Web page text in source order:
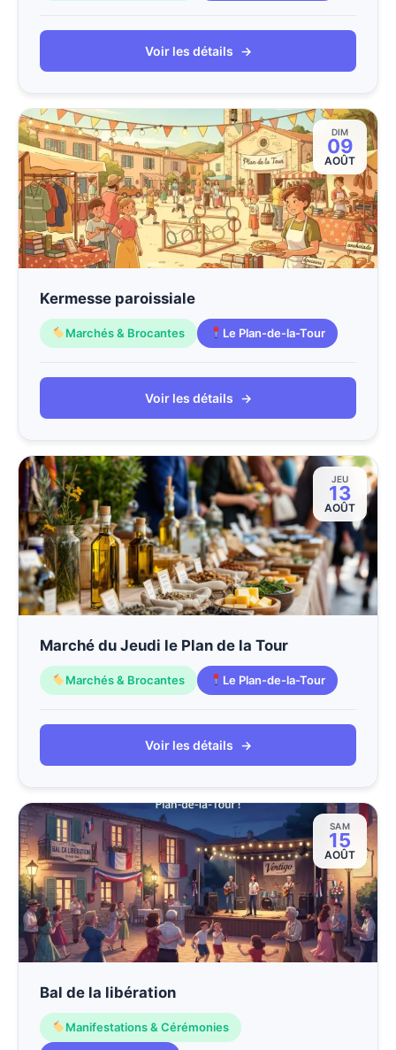
Voir les détails →
DIM
09
AOÛT
Kermesse paroissiale
Marchés & Brocantes Le Plan-de-la-Tour
Voir les détails →
JEU
13
AOÛT
Marché du Jeudi le Plan de la Tour
Marchés & Brocantes Le Plan-de-la-Tour
Voir les détails →
SAM
15
AOÛT
Bal de la libération
Manifestations & Cérémonies